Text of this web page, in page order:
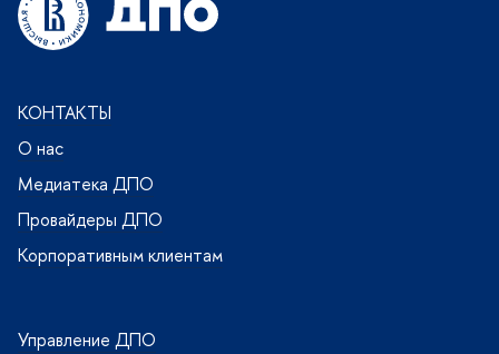
КОНТАКТЫ
О нас
Медиатека ДПО
Провайдеры ДПО
Корпоративным клиентам
Управление ДПО